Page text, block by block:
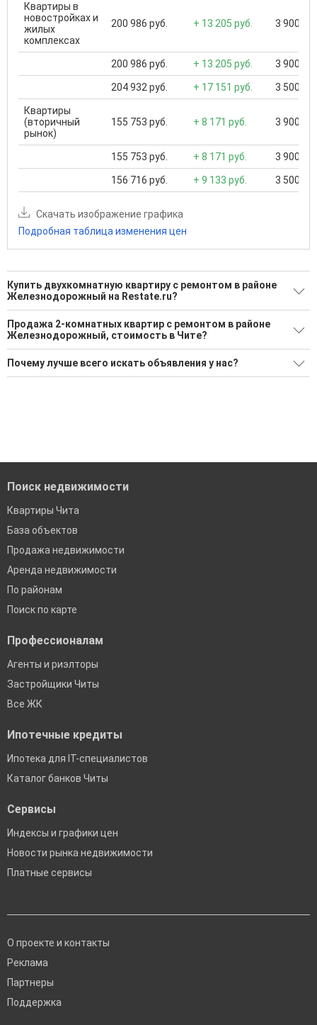
Квартиры в
новостройках и
жилых
комплексах
200 986 руб. + 13 205 руб. 3 900
200 986 руб. + 13 205 руб. 3 900
204 932 руб. + 17 151 руб. 3 500
Квартиры
(вторичный
рынок)
155 753 руб. + 8 171 руб. 3 900
155 753 руб. + 8 171 руб. 3 900
156 716 руб. + 9 133 руб. 3 500
Скачать изображение графика
Подробная таблица изменения цен
Купить двухкомнатную квартиру с ремонтом в районе
Железнодорожный на Restate.ru?
Поможем Купить двухкомнатную квартиру с ремонтом в
районе Железнодорожный?
1 актуальное и проверенное объявление
Воспользуйтесь нашим поиском по новостройкам, для
Продажа 2-комнатных квартир с ремонтом в районе
Железнодорожный, стоимость в Чите?
Минимальная цена: 6 690 000 Р. Максимальная цена: 6 690
000 Р; Средняя: 6 690 000 Р
Почему лучше всего искать объявления у нас?
Поиск недвижимости
Квартиры Чита
База объектов
Продажа недвижимости
Аренда недвижимости
По районам
Поиск по карте
Профессионалам
Агенты и риэлторы
Застройщики Читы
Все ЖК
Ипотечные кредиты
Ипотека для IT-специалистов
Каталог банков Читы
Сервисы
Индексы и графики цен
Новости рынка недвижимости
Платные сервисы
О проекте и контакты
Реклама
Партнеры
Поддержка